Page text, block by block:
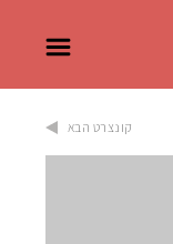
קונצרט הבא